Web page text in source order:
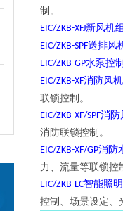
制。
EIC/ZKB-XFJ新风机
EIC/ZKB-SPF送排风
EIC/ZKB-GP水泵控
EIC/ZKB-XF消防风
联锁控制。
EIC/ZKB-XF/SPF消防
消防联锁控制。
EIC/ZKB-XF/GP消防
力、流量等联锁控
EIC/ZKB-LC智能照
控制、场景设定、